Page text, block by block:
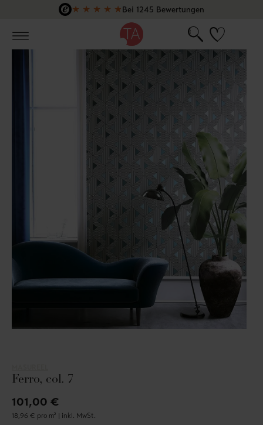
Zum Hauptinhalt springen
★ ★ ★ ★ ★Bei 1245 Bewertungen
Ferro, col. 7
101,00 €
18,96 € pro m² | inkl. MwSt.